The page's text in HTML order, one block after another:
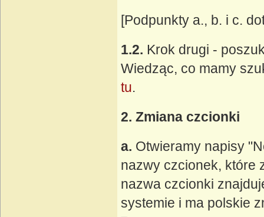
[Podpunkty a., b. i c.
1.2. Krok drugi -
Wiedząc, co mamy
tu.
2. Zmiana czcionki
a. Otwieramy napisy
nazwy czcionek, które
nazwa czcionki
systemie i ma polskie